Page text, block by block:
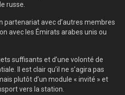
russe.
partenariat avec d’autres membres
avec les Émirats arabes unis ou
suffisants et d’une volonté de
Il est clair qu’il ne s’agira pas
plutôt d’un module « invité » et
vers la station.